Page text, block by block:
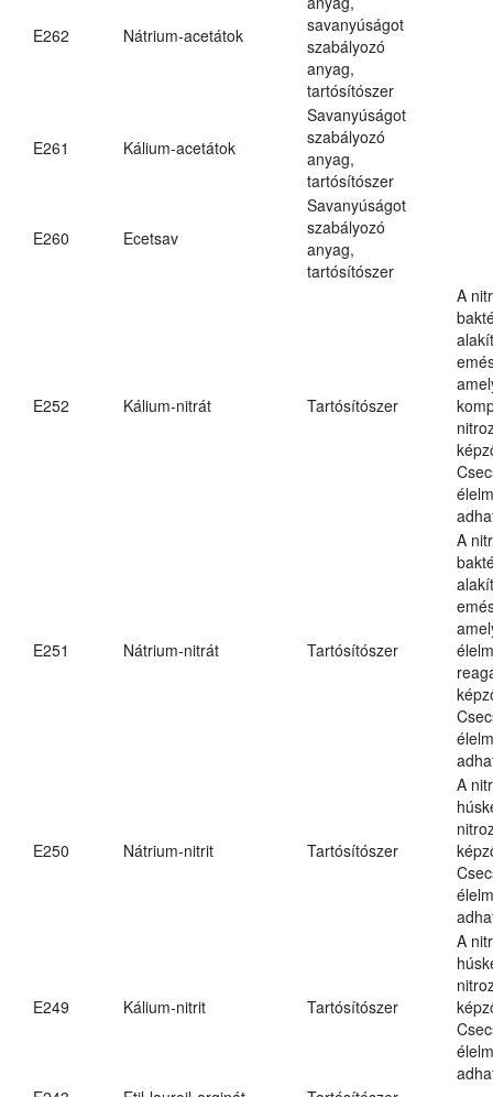
E262 Nátrium-acetátok
savanyúságot
szabályozó
anyag,
tartósítószer
E261 Kálium-acetátok
Savanyúságot
szabályozó
anyag,
tartósítószer
E260 Ecetsav
Savanyúságot
szabályozó
anyag,
tartósítószer
E252 Kálium-nitrát Tartósítószer
A
E251 Nátrium-nitrát Tartósítószer
A
E250 Nátrium-nitrit Tartósítószer
A
E249 Kálium-nitrit Tartósítószer
A